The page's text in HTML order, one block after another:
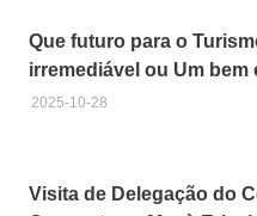
Que futuro para o
irremediável ou Um bem
2025-10-28
Visita de Delegação do